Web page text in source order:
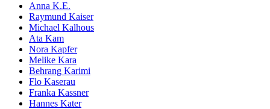
Anna K.E.
Raymund Kaiser
Michael Kalhous
Ata Kam
Nora Kapfer
Melike Kara
Behrang Karimi
Flo Kaserau
Franka Kassner
Hannes Kater